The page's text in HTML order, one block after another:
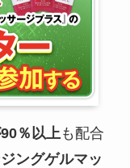
％以上 も配合
ングゲルマッ